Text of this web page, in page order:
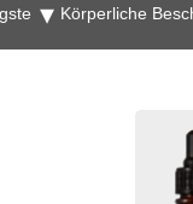
Körperliche